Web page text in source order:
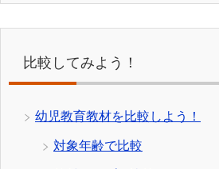
比較してみよう！
幼児教育教材を比較しよう！
対象年齢で比較